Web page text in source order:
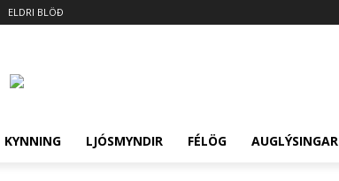
ELDRI BLÖÐ
KYNNING LJÓSMYNDIR FÉLÖG AUGLÝSINGAR